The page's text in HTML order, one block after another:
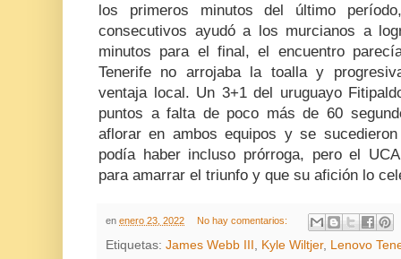
los primeros minutos del último
consecutivos ayudó a los murcianos a
minutos para el final, el encuentro
Tenerife no arrojaba la toalla y
ventaja local. Un 3+1 del uruguayo
puntos a falta de poco más de 60
aflorar en ambos equipos y se
podía haber incluso prórroga, pero el
para amarrar el triunfo y que su afición lo
en enero 23, 2022 No hay comentarios:
Etiquetas: James Webb III Kyle Wiltjer, Lenovo